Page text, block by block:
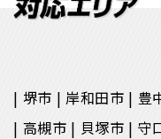
堺市 岸和田市 豊
高槻市
貝塚市 守